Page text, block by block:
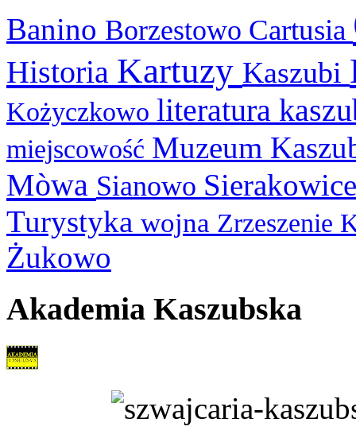
Banino Borzestowo Cartusia
Historia Kartuzy Kaszubi
Kożyczkowo literatura
miejscowość Muzeum
Mòwa Sianowo
Turystyka wojna Zrzeszenie
Żukowo
Akademia Kaszubska